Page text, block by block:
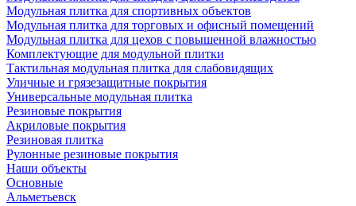
Модульная плитка для спортивных объектов
Модульная плитка для торговых и офисный помещений
Модульная плитка для цехов с повышенной влажностью
Комплектующие для модульной плитки
Тактильная модульная плитка для слабовидящих
Уличные и грязезащитные покрытия
Универсальные модульная плитка
Резиновые покрытия
Акриловые покрытия
Резиновая плитка
Рулонные резиновые покрытия
Наши объекты
Основные
Альметьевск